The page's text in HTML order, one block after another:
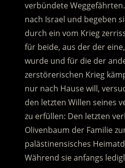
verbündete
nach Israel und begeben
durch ein vom Krieg
für beide, aus der der
wurde und für die der
zerstörerischen Krieg
nur nach Hause will,
den letzten Willen seines
zu erfüllen: Den letzten
Olivenbaum der Familie
palästinensisches
Während sie anfangs